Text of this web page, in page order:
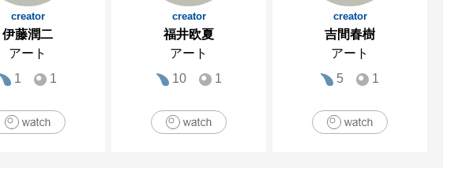
creator
伊藤潤二
アート
1
1
creator
福井欧夏
アート
10
1
creator
吉間春樹
アート
5
1